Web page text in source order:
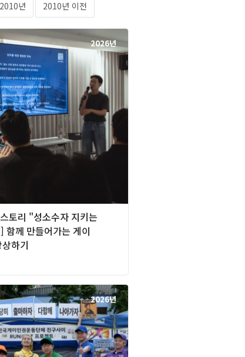
2010년 2010년 이전
2026년
토리 "성소수자 지키는
함께 만들어가는 게이
하기
2026년